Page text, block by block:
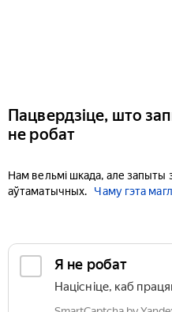
Пацвердзіце, што
не робат
Нам вельмі шкада, але
аўтаматычных.
Чаму гэта
Я не робат
Націсніце, каб